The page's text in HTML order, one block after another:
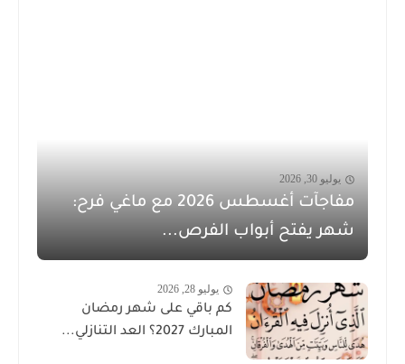
يوليو 30, 2026
مفاجآت أغسطس 2026 مع ماغي فرح:
شهر يفتح أبواب الفرص...
يوليو 28, 2026
كم باقي على شهر رمضان
المبارك 2027؟ العد التنازلي...